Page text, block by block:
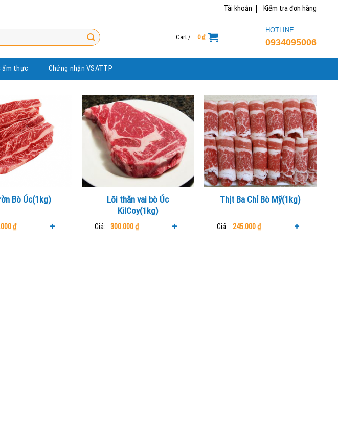
Tài khoản Kiểm tra đơn hàng
Cart / 0₫
HOTLINE
0934095006
ẩm thực Chứng nhận VSATTP
Bò Úc(1kg)
₫
Lõi thăn vai bò Úc
KilCoy(1kg)
Giá: 300.000₫
Thịt Ba Chỉ Bò Mỹ(1kg)
Giá: 245.000₫